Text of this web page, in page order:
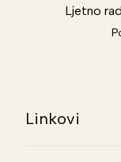
Ljetno
Linkovi